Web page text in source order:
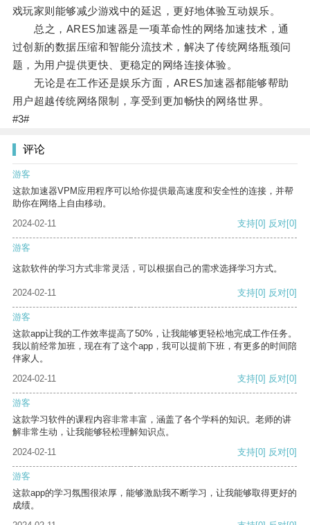
戏玩家则能够减少游戏中的延迟，更好地体验互动娱乐。
总之，ARES加速器是一项革命性的网络加速技术，通
过创新的数据压缩和智能分流技术，解决了传统网络瓶颈问
题，为用户提供更快、更稳定的网络连接体验。
无论是在工作还是娱乐方面，ARES加速器都能够帮助
用户超越传统网络限制，享受到更加畅快的网络世界。
#3#
评论
游客
这款加速器VPM应用程序可以给你提供最高速度和安全性的连接，并帮
助你在网络上自由移动。
2024-02-11
支持[0] 反对[0]
游客
这款软件的学习方式非常灵活，可以根据自己的需求选择学习方式。
2024-02-11 支持[0] 反对[0]
游客
这款app让我的工作效率提高了50%，让我能够更轻松地完成工作任务。
我以前经常加班，现在有了这个app，我可以提前下班，有更多的时间陪
伴家人。
2024-02-11
支持[0] 反对[0]
游客
这款学习软件的课程内容非常丰富，涵盖了各个学科的知识。老师的讲
解非常生动，让我能够轻松理解知识点。
2024-02-11
支持[0] 反对[0]
游客
这款app的学习氛围很浓厚，能够激励我不断学习，让我能够取得更好的
成绩。